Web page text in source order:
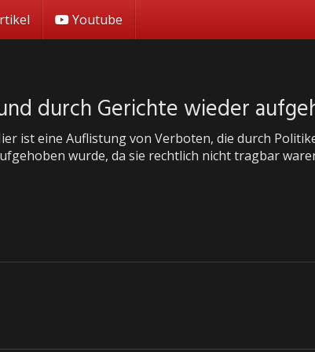
Youtube
durch Gerichte wieder
ist eine Auflistung von Verboten, die durch
wurde, da sie rechtlich nicht tragbar